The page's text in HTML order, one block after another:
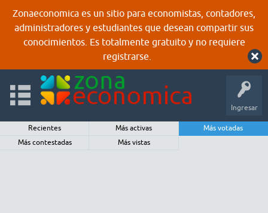
Zonaeconomica es un sitio para economistas, contadores,
administradores y estudiantes que desean compartir sus
conocimientos. Es totalmente gratuito y no requiere
registrarse.
Ingresar
Recientes Más activas
Más votadas
Más contestadas
Más vistas